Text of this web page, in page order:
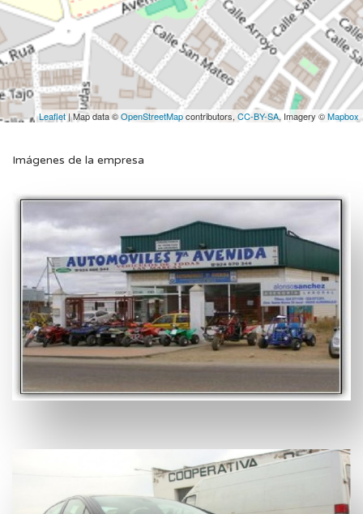
Leaflet | Map data ©OpenStreetMapcontributors, CC-BY-SA, Imagery ©Mapbox
Imágenes de la empresa